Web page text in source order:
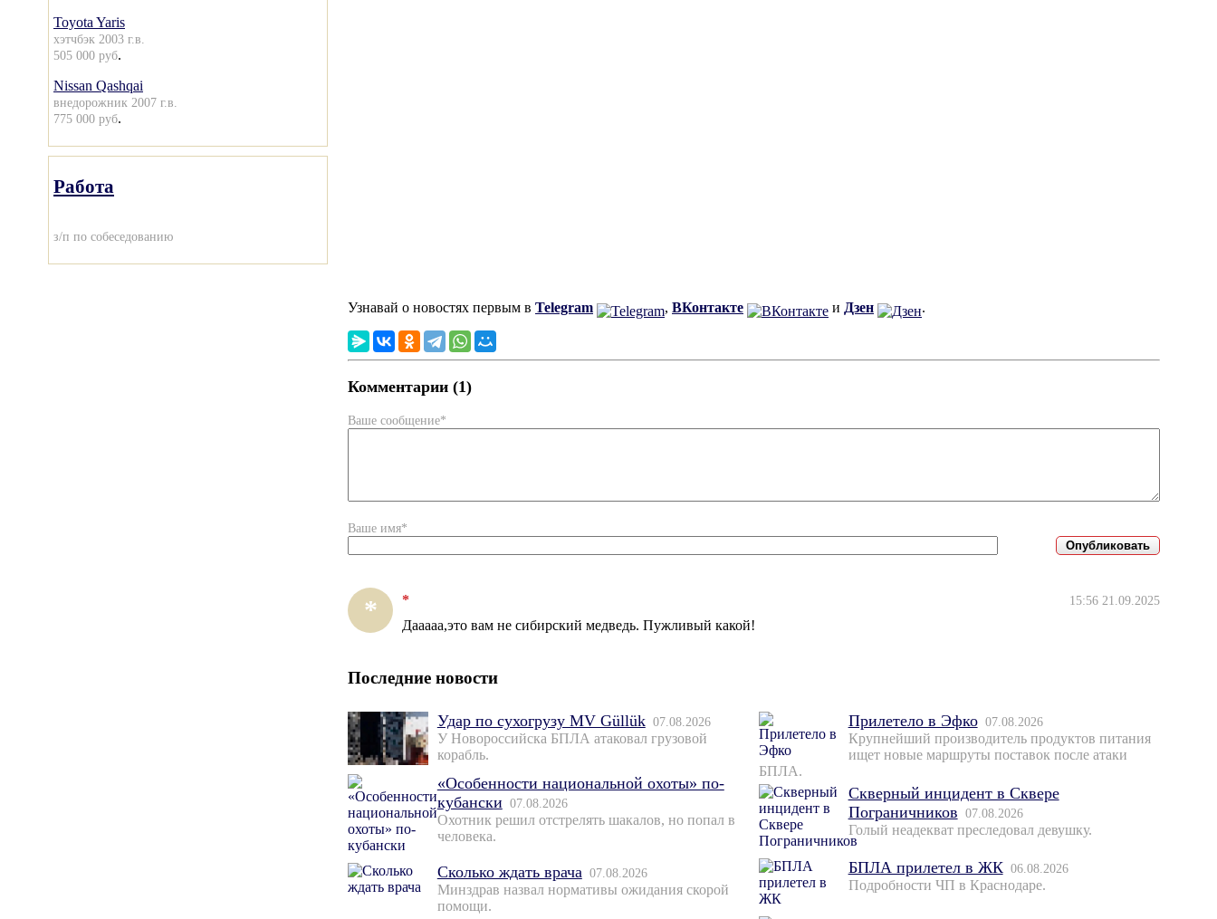
Toyota Yaris
хэтчбэк 2003 г.в.
505 000 руб.
Nissan Qashqai
внедорожник 2007 г.в.
775 000 руб.
Работа
з/п по собеседованию
Узнавай о новостях первым в Telegram , ВКонтакте и Дзен .
Комментарии (1)
Ваше сообщение*
Ваше имя*
* * 15:56 21.09.2025
Дааааа,это вам не сибирский медведь. Пужливый какой!
Последние новости
Удар по сухогрузу MV Güllük 07.08.2026
У Новороссийска БПЛА атаковал грузовой
корабль.
«Особенности национальной охоты» по-
кубански 07.08.2026
Охотник решил отстрелять шакалов, но попал в
человека.
Сколько ждать врача 07.08.2026
Минздрав назвал нормативы ожидания скорой
помощи.
Прилетело в Эфко 07.08.2026
Крупнейший производитель продуктов питания
ищет новые маршруты поставок после атаки
БПЛА.
Скверный инцидент в Сквере
Пограничников 07.08.2026
Голый неадекват преследовал девушку.
БПЛА прилетел в ЖК 06.08.2026
Подробности ЧП в Краснодаре.